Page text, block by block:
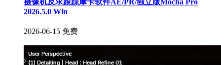
2026.5.0 Win
2026-06-15 免费